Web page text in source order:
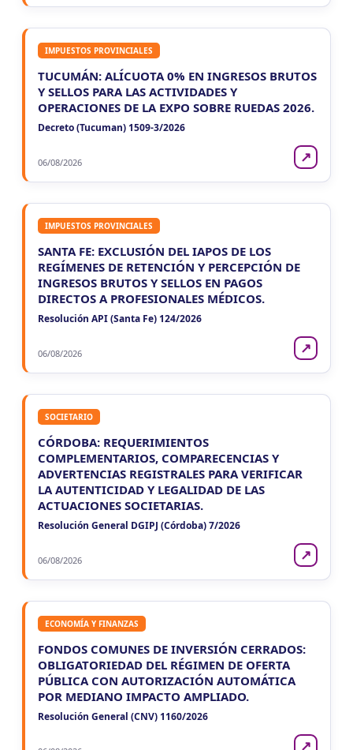
IMPUESTOS PROVINCIALES
TUCUMÁN: ALÍCUOTA 0% EN INGRESOS BRUTOS
Y SELLOS PARA LAS ACTIVIDADES Y
OPERACIONES DE LA EXPO SOBRE RUEDAS 2026.
Decreto (Tucuman) 1509-3/2026
06/08/2026 ↗
IMPUESTOS PROVINCIALES
SANTA FE: EXCLUSIÓN DEL IAPOS DE LOS
REGÍMENES DE RETENCIÓN Y PERCEPCIÓN DE
INGRESOS BRUTOS Y SELLOS EN PAGOS
DIRECTOS A PROFESIONALES MÉDICOS.
Resolución API (Santa Fe) 124/2026
06/08/2026 ↗
SOCIETARIO
CÓRDOBA: REQUERIMIENTOS
COMPLEMENTARIOS, COMPARECENCIAS Y
ADVERTENCIAS REGISTRALES PARA VERIFICAR
LA AUTENTICIDAD Y LEGALIDAD DE LAS
ACTUACIONES SOCIETARIAS.
Resolución General DGIPJ (Córdoba) 7/2026
06/08/2026 ↗
ECONOMÍA Y FINANZAS
FONDOS COMUNES DE INVERSIÓN CERRADOS:
OBLIGATORIEDAD DEL RÉGIMEN DE OFERTA
PÚBLICA CON AUTORIZACIÓN AUTOMÁTICA
POR MEDIANO IMPACTO AMPLIADO.
Resolución General (CNV) 1160/2026
↗